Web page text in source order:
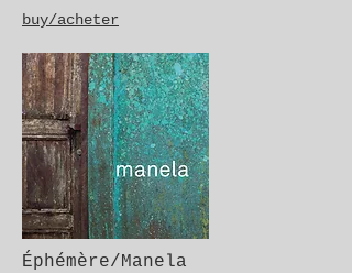
buy/acheter
Éphémère/Manela